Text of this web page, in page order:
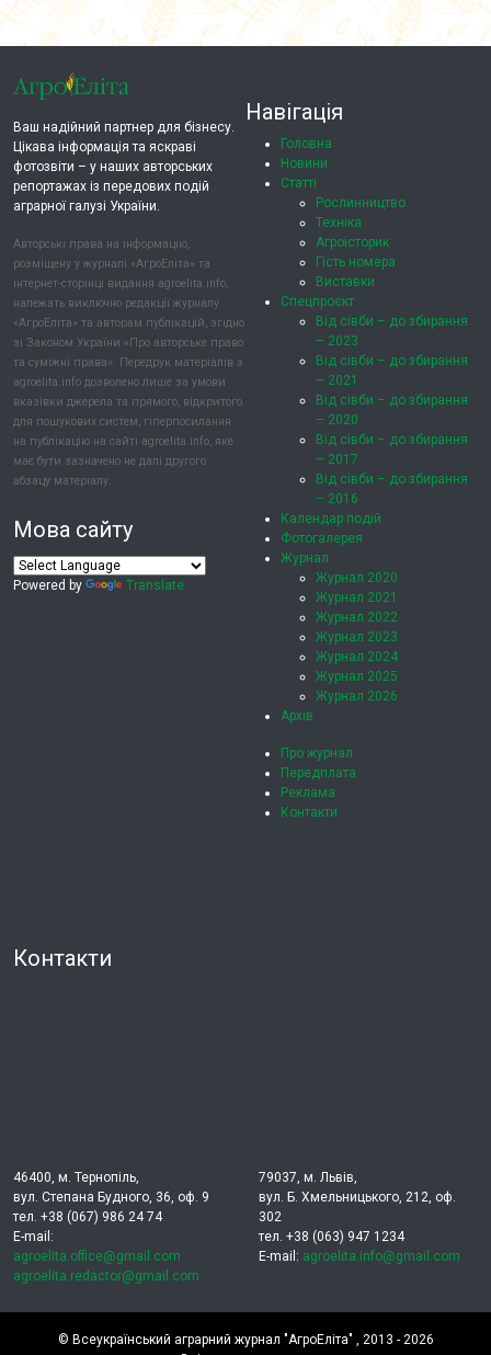
Ваш надійний партнер для бізнесу.
Цікава інформація та яскраві
фотозвіти – у наших авторських
репортажах із передових подій
аграрної галузі України.
Авторські права на інформацію,
розміщену у журналі «АгроЕліта» та
інтернет-сторінці видання agroelita.info,
належать виключно редакції журналу
«АгроЕліта» та авторам публікацій, згідно
зі Законом України «Про авторське право
та суміжні права». Передрук матеріалів з
agroelita.info дозволено лише за умови
вказівки джерела та прямого, відкритого
для пошукових систем, гіперпосилання
на публікацію на сайті agroelita.info, яке
має бути зазначено не далі другого
абзацу матеріалу.
Мова сайту
Powered by Translate
Навігація
Головна
Новини
Статті
Рослинництво
Техніка
Агроісторик
Гість номера
Виставки
Спецпроєкт
Від сівби – до збирання
– 2023
Від сівби – до збирання
– 2021
Від сівби – до збирання
– 2020
Від сівби – до збирання
– 2017
Від сівби – до збирання
– 2016
Календар подій
Фотогалерея
Журнал
Журнал 2020
Журнал 2021
Журнал 2022
Журнал 2023
Журнал 2024
Журнал 2025
Журнал 2026
Архів
Про журнал
Передплата
Реклама
Контакти
Контакти
46400, м. Тернопіль,
вул. Степана Будного, 36, оф. 9
тел. +38 (067) 986 24 74
E-mail:
agroelita.office@gmail.com
agroelita.redactor@gmail.com
79037, м. Львів,
вул. Б. Хмельницького, 212, оф.
302
тел. +38 (063) 947 1234
E-mail: agroelita.info@gmail.com
© Всеукраїнський аграрний журнал "АгроЕліта" , 2013 - 2026